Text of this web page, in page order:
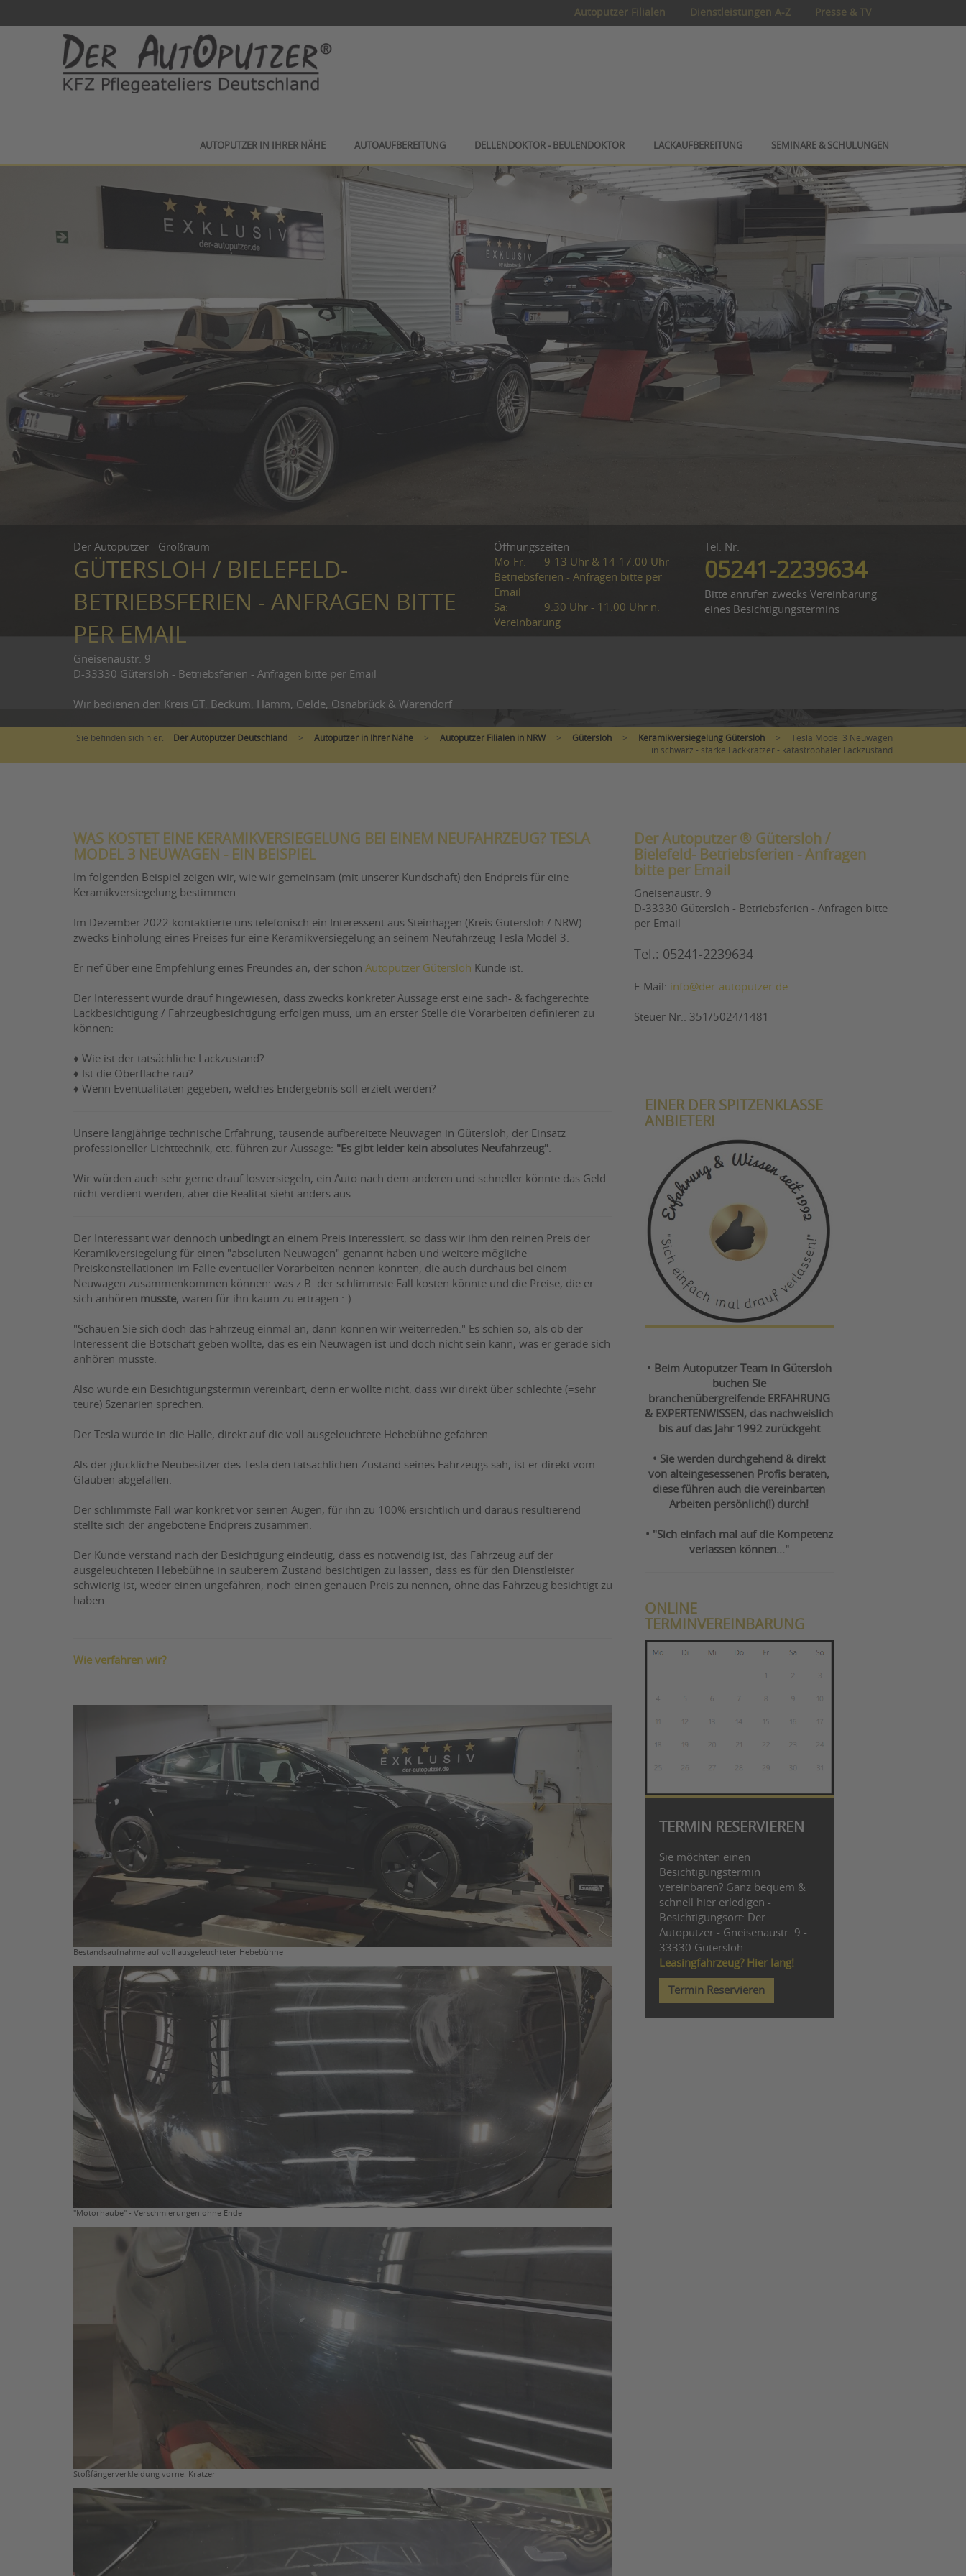
Autoputzer Filialen Dienstleistungen A-Z Presse & TV
AUTOPUTZER IN IHRER NÄHE AUTOAUFBEREITUNG DELLENDOKTOR - BEULENDOKTOR LACKAUFBEREITUNG SEMINARE & SCHULUNGEN
Der Autoputzer - Großraum
GÜTERSLOH / BIELEFELD-
BETRIEBSFERIEN - ANFRAGEN BITTE
PER EMAIL
Gneisenaustr. 9
D-33330 Gütersloh - Betriebsferien - Anfragen bitte per Email
Wir bedienen den Kreis GT, Beckum, Hamm, Oelde, Osnabrück & Warendorf
Öffnungszeiten
Mo-Fr:
9-13 Uhr & 14-17.00 Uhr-
Betriebsferien - Anfragen bitte per
Email
Sa:
9.30 Uhr - 11.00 Uhr n.
Vereinbarung
Tel. Nr.
05241-2239634
Bitte anrufen zwecks Vereinbarung
eines Besichtigungstermins
Sie befinden sich hier: Der Autoputzer Deutschland > Autoputzer in Ihrer Nähe > Autoputzer Filialen in NRW > Gütersloh > Keramikversiegelung Gütersloh >
Tesla Model 3 Neuwagen
in schwarz - starke Lackkratzer - katastrophaler Lackzustand
WAS KOSTET EINE KERAMIKVERSIEGELUNG BEI EINEM NEUFAHRZEUG? TESLA
MODEL 3 NEUWAGEN - EIN BEISPIEL
Im folgenden Beispiel zeigen wir, wie wir gemeinsam (mit unserer Kundschaft) den Endpreis für eine
Keramikversiegelung bestimmen.
Im Dezember 2022 kontaktierte uns telefonisch ein Interessent aus Steinhagen (Kreis Gütersloh / NRW)
zwecks Einholung eines Preises für eine Keramikversiegelung an seinem Neufahrzeug Tesla Model 3.
Er rief über eine Empfehlung eines Freundes an, der schon Autoputzer Gütersloh Kunde ist.
Der Interessent wurde drauf hingewiesen, dass zwecks konkreter Aussage erst eine sach- & fachgerechte
Lackbesichtigung / Fahrzeugbesichtigung erfolgen muss, um an erster Stelle die Vorarbeiten definieren zu
können:
♦ Wie ist der tatsächliche Lackzustand?
♦ Ist die Oberfläche rau?
♦ Wenn Eventualitäten gegeben, welches Endergebnis soll erzielt werden?
Unsere langjährige technische Erfahrung, tausende aufbereitete Neuwagen in Gütersloh, der Einsatz
professioneller Lichttechnik, etc. führen zur Aussage: "Es gibt leider kein absolutes Neufahrzeug"
Wir würden auch sehr gerne drauf losversiegeln, ein Auto nach dem anderen und schneller könnte das Geld
nicht verdient werden, aber die Realität sieht anders aus.
Der Interessant war dennoch unbedingtan einem Preis interessiert, so dass wir ihm den reinen Preis der
Keramikversiegelung für einen "absoluten Neuwagen" genannt haben und weitere mögliche
Preiskonstellationen im Falle eventueller Vorarbeiten nennen konnten, die auch durchaus bei einem
Neuwagen zusammenkommen können: was z.B. der schlimmste Fall kosten könnte und die Preise, die er
sich anhören musste, waren für ihn kaum zu ertragen :-).
"Schauen Sie sich doch das Fahrzeug einmal an, dann können wir weiterreden." Es schien so, als ob der
Interessent die Botschaft geben wollte, das es ein Neuwagen ist und doch nicht sein kann, was er gerade sich
anhören musste.
Also wurde ein Besichtigungstermin vereinbart, denn er wollte nicht, dass wir direkt über schlechte (=sehr
teure) Szenarien sprechen.
Der Tesla wurde in die Halle, direkt auf die voll ausgeleuchtete Hebebühne gefahren.
Als der glückliche Neubesitzer des Tesla den tatsächlichen Zustand seines Fahrzeugs sah, ist er direkt vom
Glauben abgefallen.
Der schlimmste Fall war konkret vor seinen Augen, für ihn zu 100% ersichtlich und daraus resultierend
stellte sich der angebotene Endpreis zusammen.
Der Kunde verstand nach der Besichtigung eindeutig, dass es notwendig ist, das Fahrzeug auf der
ausgeleuchteten Hebebühne in sauberem Zustand besichtigen zu lassen, dass es für den Dienstleister
schwierig ist, weder einen ungefähren, noch einen genauen Preis zu nennen, ohne das Fahrzeug besichtigt zu
haben.
Wie verfahren wir?
Bestandsaufnahme auf voll ausgeleuchteter Hebebühne
"Motorhaube" - Verschmierungen ohne Ende
Stoßfängerverkleidung vorne: Kratzer
Der Autoputzer ® Gütersloh /
Bielefeld- Betriebsferien - Anfragen
bitte per Email
Gneisenaustr. 9
D-33330 Gütersloh - Betriebsferien - Anfragen bitte
per Email
Tel.: 05241-2239634
E-Mail: info@der-autoputzer.de
Steuer Nr.: 351/5024/1481
EINER DER SPITZENKLASSE
ANBIETER!
• Beim Autoputzer Team in Gütersloh
buchen Sie
branchenübergreifende ERFAHRUNG
& EXPERTENWISSEN, das nachweislich
bis auf das Jahr 1992 zurückgeht
• Sie werden durchgehend & direkt
von alteingesessenen Profis beraten,
diese führen auch die vereinbarten
Arbeiten persönlich(!) durch!
• "Sich einfach mal auf die Kompetenz
verlassen können..."
ONLINE
TERMINVEREINBARUNG
TERMIN RESERVIEREN
Sie möchten einen
Besichtigungstermin
vereinbaren? Ganz bequem &
schnell hier erledigen -
Besichtigungsort: Der
Autoputzer - Gneisenaustr. 9 -
33330 Gütersloh -
Leasingfahrzeug? Hier lang!
Termin Reservieren